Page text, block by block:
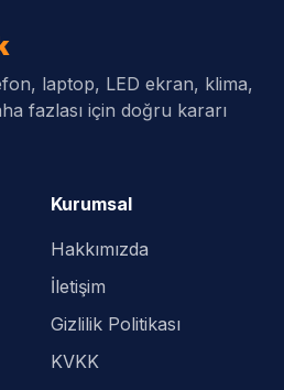
laptop, LED ekran, klima,
fazlası için doğru kararı
Kurumsal
Hakkımızda
İletişim
Gizlilik Politikası
KVKK